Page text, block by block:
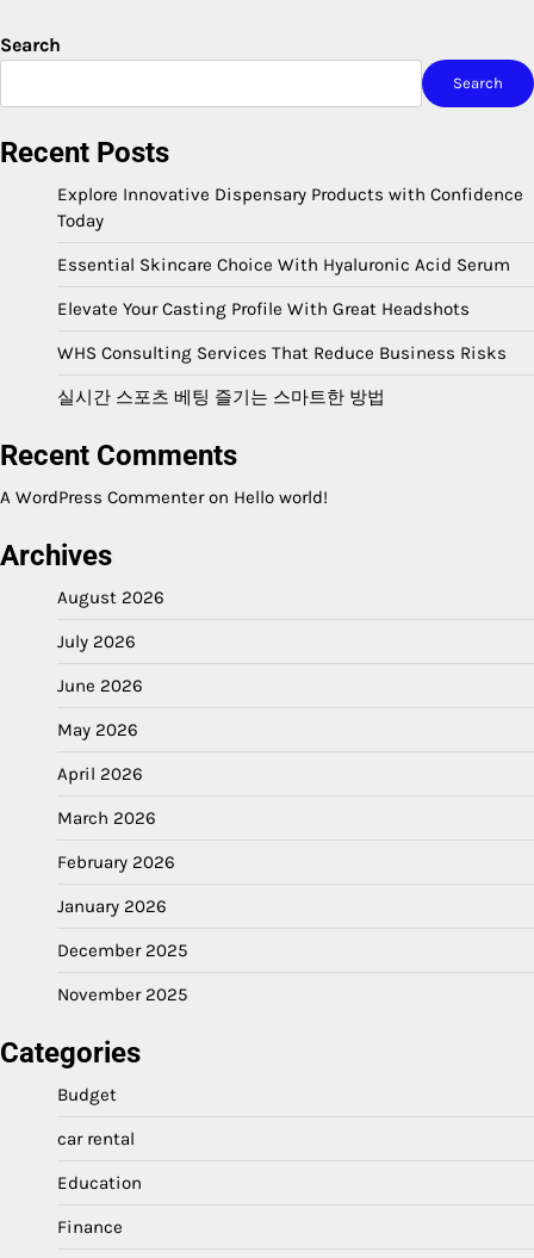
Search
Search
Recent Posts
Explore Innovative Dispensary Products with Confidence
Today
Essential Skincare Choice With Hyaluronic Acid Serum
Elevate Your Casting Profile With Great Headshots
WHS Consulting Services That Reduce Business Risks
실시간 스포츠 베팅 즐기는 스마트한 방법
Recent Comments
A WordPress Commenteron Hello world!
Archives
August 2026
July 2026
June 2026
May 2026
April 2026
March 2026
February 2026
January 2026
December 2025
November 2025
Categories
Budget
car rental
Education
Finance